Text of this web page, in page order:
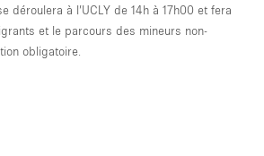
déroulera à l’UCLY de 14h à 17h00 et fera
et le parcours des mineurs non-
obligatoire.